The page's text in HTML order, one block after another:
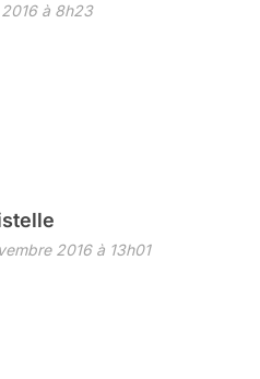
à 8h23
2016 à 13h01